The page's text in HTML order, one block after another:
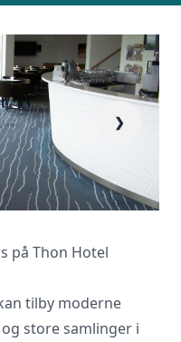
❯
på Thon Hotel
tilby moderne
store samlinger i